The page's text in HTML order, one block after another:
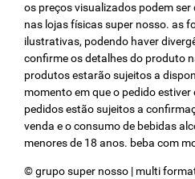
os preços visualizados podem
nas lojas físicas super nosso. as
ilustrativas, podendo haver
confirme os detalhes do produto
produtos estarão sujeitos a
momento em que o pedido
pedidos estão sujeitos a
venda e o consumo de bebidas
menores de 18 anos. beba com
© grupo super nosso | multi